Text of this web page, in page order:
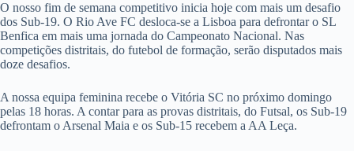
O nosso fim de semana competitivo inicia hoje com mais um desafio
dos Sub-19. O Rio Ave FC desloca-se a Lisboa para defrontar o SL
Benfica em mais uma jornada do Campeonato Nacional. Nas
competições distritais, do futebol de formação, serão disputados mais
doze desafios.
A nossa equipa feminina recebe o Vitória SC no próximo domingo
pelas 18 horas. A contar para as provas distritais, do Futsal, os Sub-19
defrontam o Arsenal Maia e os Sub-15 recebem a AA Leça.